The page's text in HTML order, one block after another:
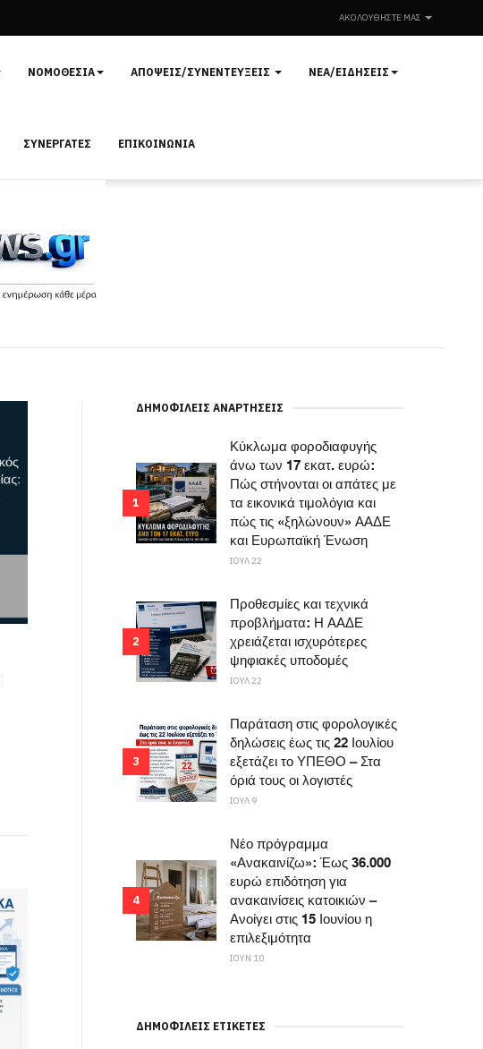
ΑΚΟΛΟΥΘΉΣΤΕ ΜΑΣ
ΝΟΜΟΘΕΣΊΑ ΑΠΌΨΕΙΣ/ΣΥΝΕΝΤΕΎΞΕΙΣ ΝΈΑ/ΕΙΔΉΣΕΙΣ
ΣΥΝΕΡΓΆΤΕΣ ΕΠΙΚΟΙΝΩΝΊΑ
ΔΗΜΟΦΙΛΕΊΣ ΑΝΑΡΤΉΣΕΙΣ
1
Κύκλωμα φοροδιαφυγής
άνω των 17 εκατ. ευρώ:
Πώς στήνονται οι απάτες με
τα εικονικά τιμολόγια και
πώς τις «ξηλώνουν» ΑΑΔΕ
και Ευρωπαϊκή Ένωση
ΙΟΥΛ 22
2
Προθεσμίες και τεχνικά
προβλήματα: Η ΑΑΔΕ
χρειάζεται ισχυρότερες
ψηφιακές υποδομές
ΙΟΥΛ 22
3
Παράταση στις φορολογικές
δηλώσεις έως τις 22 Ιουλίου
εξετάζει το ΥΠΕΘΟ – Στα
όριά τους οι λογιστές
ΙΟΥΛ 9
4
Νέο πρόγραμμα
«Ανακαινίζω»: Έως 36.000
ευρώ επιδότηση για
ανακαινίσεις κατοικιών –
Ανοίγει στις 15 Ιουνίου η
επιλεξιμότητα
ΙΟΥΝ 10
ΔΗΜΟΦΙΛΕΊΣ ΕΤΙΚΈΤΕΣ